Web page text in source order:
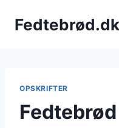
Fedtebrød.dk
OPSKRIFTER